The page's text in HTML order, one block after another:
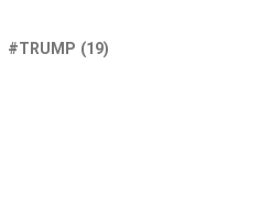
TRUMP (19)